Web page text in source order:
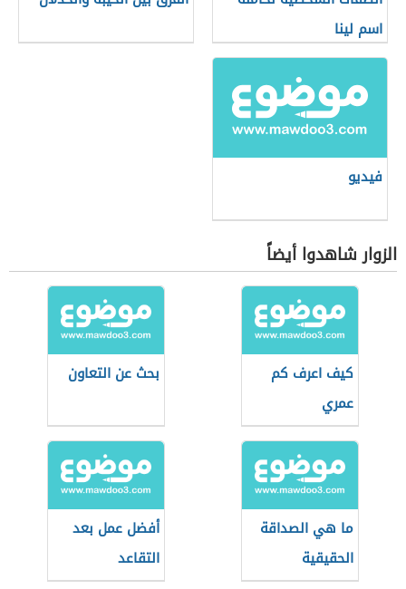
اسم لينا
فيديو
الزوار شاهدوا أيضاً
كيف اعرف كم
عمري
بحث عن التعاون
ما هي الصداقة
الحقيقية
أفضل عمل بعد
التقاعد